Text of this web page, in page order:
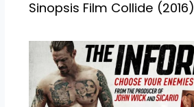
Sinopsis Film Collide (2016)